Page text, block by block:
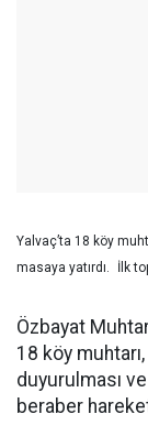
Yalvaç’ta 18 köy
masaya yatırdı.
İlk
Özbayat
18 köy
duyurulması
beraber